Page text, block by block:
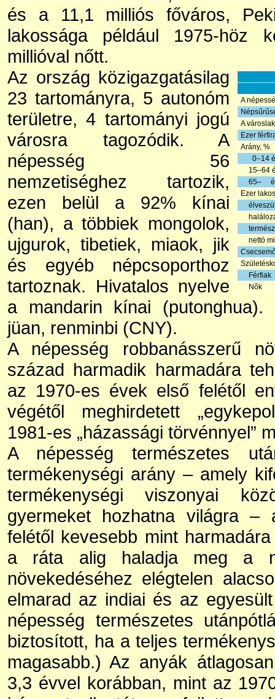
és a 11,1 milliós főváros,
lakossága például 1975-höz
millióval nőtt.
A
A
Ezer
Arány, %
0–14
15–64
65–
Ezer
nettó
Férfiak
Nők
Az ország közigazgatásilag
23 tartományra, 5 autonóm
területre, 4 tartományi jogú
városra tagozódik. A
népesség 56
nemzetiséghez tartozik,
ezen belül a 92% kínai
(han), a többiek mongolok,
ujgurok, tibetiek, miaok, jik
és egyéb népcsoporthoz
tartoznak. Hivatalos nyelve
a mandarin kínai
jüan, renminbi (CNY).
A népesség robbanásszerű
század harmadik harmadára
az 1970-es évek első felétől
végétől meghirdetett
1981-es „házassági törvénnyel”
A népesség természetes
termékenységi arány – amely
termékenységi viszonyai
gyermeket hozhatna világra
felétől kevesebb mint
a ráta alig haladja meg a
növekedéséhez elégtelen
elmarad az indiai és az
népesség természetes
biztosított, ha a teljes
magasabb.) Az anyák
3,3 évvel korábban, mint az